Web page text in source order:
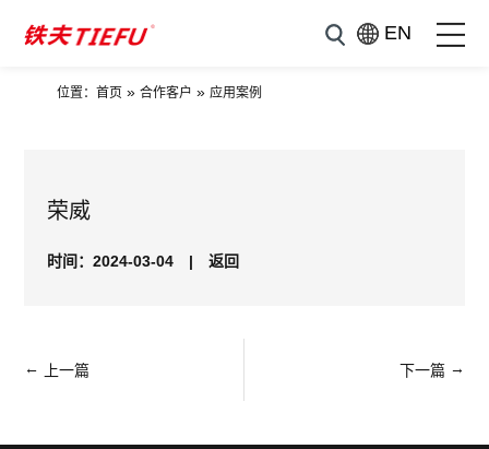
EN
位置：首页 »合作客户 » 应用案例
荣威
时间：2024-03-04| 返回
← 上一篇 下一篇 →